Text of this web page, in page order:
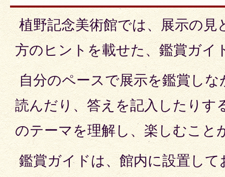
植野記念美術館では、展示の見
方のヒントを載せた、鑑賞ガイ
自分のペースで展示を鑑賞し
読んだり、答えを記入したりす
のテーマを理解し、楽しむこと
鑑賞ガイドは、館内に設置して